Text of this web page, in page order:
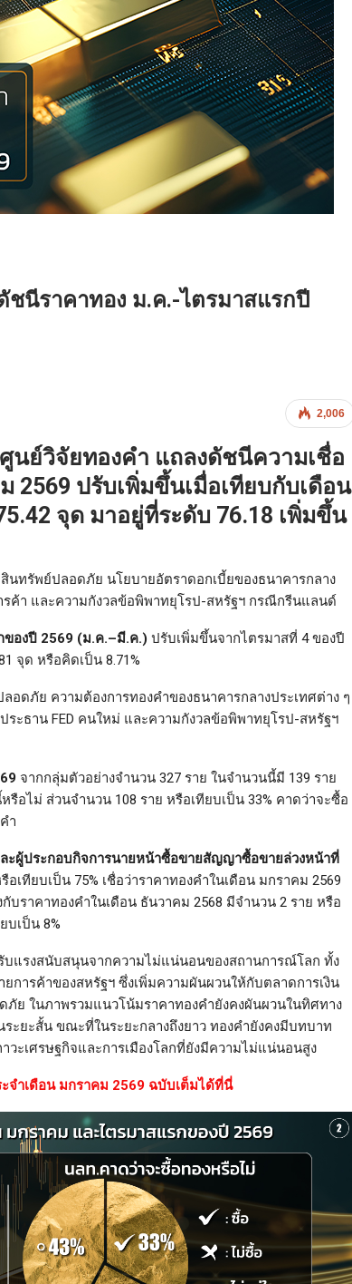
นีราคาทอง ม.ค.-ไตรมาสแรกปี
2,006
นย์วิจัยทองคำ แถลงดัชนีความเชื่อ
2569 ปรับเพิ่มขึ้นเมื่อเทียบกับเดือน
จุด มาอยู่ที่ระดับ 76.18 เพิ่มขึ้น
ทรัพย์ปลอดภัย นโยบายอัตราดอกเบี้ยของธนาคารกลาง
รค้า และความกังวลข้อพิพาทยุโรป-สหรัฐฯ กรณีกรีนแลนด์
ของปี 2569 (ม.ค.–มี.ค.) ปรับเพิ่มขึ้นจากไตรมาสที่ 4 ของปี
จุด หรือคิดเป็น 8.71%
ดภัย ความต้องการทองคำของธนาคารกลางประเทศต่าง ๆ
ระธาน FED คนใหม่ และความกังวลข้อพิพาทยุโรป-สหรัฐฯ
จากกลุ่มตัวอย่างจำนวน 327 ราย ในจำนวนนี้มี 139 ราย
อไม่ ส่วนจำนวน 108 ราย หรือเทียบเป็น 33% คาดว่าจะซื้อ
ำ
ะผู้ประกอบกิจการนายหน้าซื้อขายสัญญาซื้อขายล่วงหน้าที่
เทียบเป็น 75% เชื่อว่าราคาทองคำในเดือน มกราคม 2569
บราคาทองคำในเดือน ธันวาคม 2568 มีจำนวน 2 ราย หรือ
บเป็น 8%
บแรงสนับสนุนจากความไม่แน่นอนของสถานการณ์โลก ทั้ง
ารค้าของสหรัฐฯ ซึ่งเพิ่มความผันผวนให้กับตลาดการเงิน
ย ในภาพรวมแนวโน้มราคาทองคำยังคงผันผวนในทิศทาง
ะยะสั้น ขณะที่ในระยะกลางถึงยาว ทองคำยังคงมีบทบาท
ะเศรษฐกิจและการเมืองโลกที่ยังมีความไม่แน่นอนสูง
จำเดือน มกราคม 2569 ฉบับเต็มได้ที่นี่